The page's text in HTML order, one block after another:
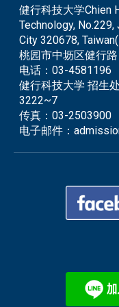
健行科技大学Chien
Technology, No.229,
City 320678,
桃园市中坜区健行
电话：03-4581196
健行科技大学 招生
3222~7
传真：03-2503900
电子邮件：